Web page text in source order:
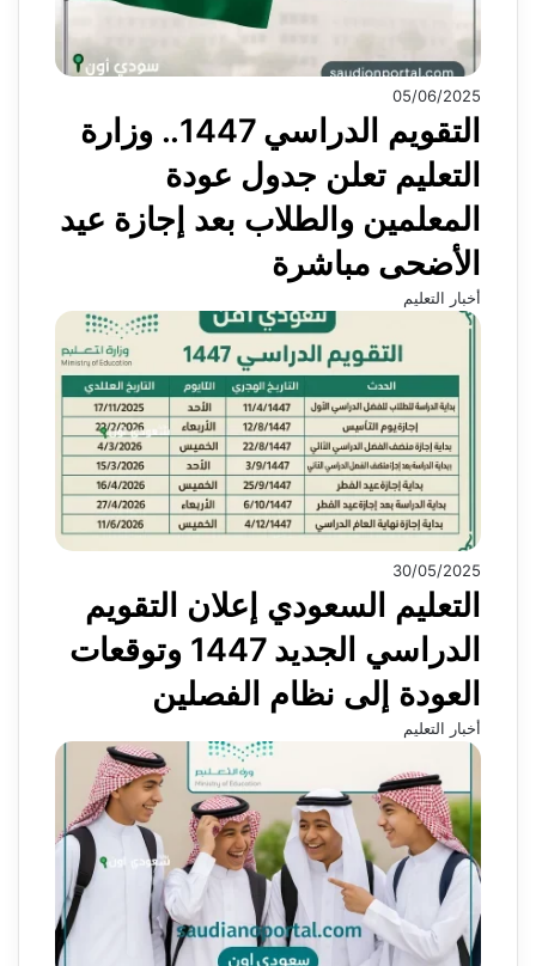
05/06/2025
التقويم الدراسي 1447.. وزارة
التعليم تعلن جدول عودة
المعلمين والطلاب بعد إجازة عيد
الأضحى مباشرة
أخبار التعليم
30/05/2025
التعليم السعودي إعلان التقويم
الدراسي الجديد 1447 وتوقعات
العودة إلى نظام الفصلين
أخبار التعليم